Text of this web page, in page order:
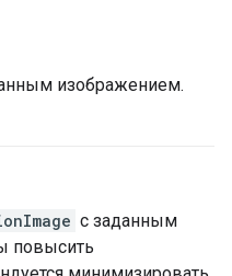
изображением.
с заданным
повысить